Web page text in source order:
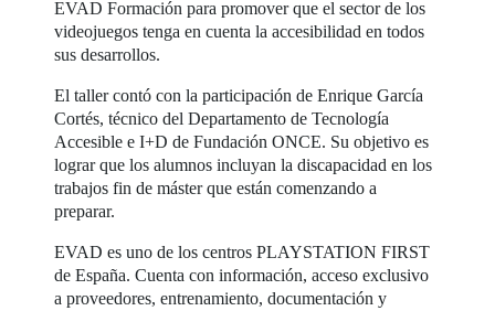
EVAD Formación para promover que el sector de los
videojuegos tenga en cuenta la accesibilidad en todos
sus desarrollos.
El taller contó con la participación de Enrique García
Cortés, técnico del Departamento de Tecnología
Accesible e I+D de Fundación ONCE. Su objetivo es
lograr que los alumnos incluyan la discapacidad en los
trabajos fin de máster que están comenzando a
preparar.
EVAD es uno de los centros PLAYSTATION FIRST
de España. Cuenta con información, acceso exclusivo
a proveedores, entrenamiento, documentación y